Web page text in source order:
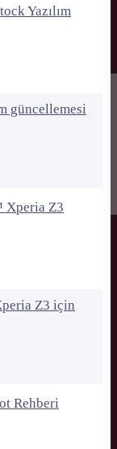
Yazılım
güncellemesi
Xperia Z3
Z3 için
Rehberi